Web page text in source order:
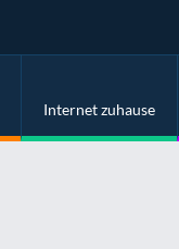
Internet zuhause